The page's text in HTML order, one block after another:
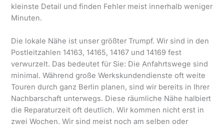
kleinste Detail und finden Fehler meist innerhalb weniger
Minuten.
Die lokale Nähe ist unser größter Trumpf. Wir sind in den
Postleitzahlen 14163, 14165, 14167 und 14169 fest
verwurzelt. Das bedeutet für Sie: Die Anfahrtswege sind
minimal. Während große Werkskundendienste oft weite
Touren durch ganz Berlin planen, sind wir bereits in Ihrer
Nachbarschaft unterwegs. Diese räumliche Nähe halbiert
die Reparaturzeit oft deutlich. Wir kommen nicht erst in
zwei Wochen. Wir sind meist noch am selben oder